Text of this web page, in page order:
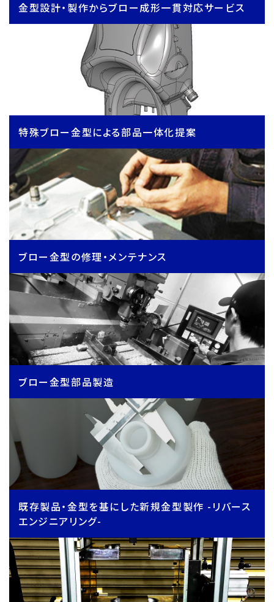
金型設計・製作からブロー成形一貫対応サービス
特殊ブロー金型による部品一体化提案
ブロー金型の修理・メンテナンス
ブロー金型部品製造
既存製品・金型を基にした新規金型製作 -リバース
エンジニアリング-